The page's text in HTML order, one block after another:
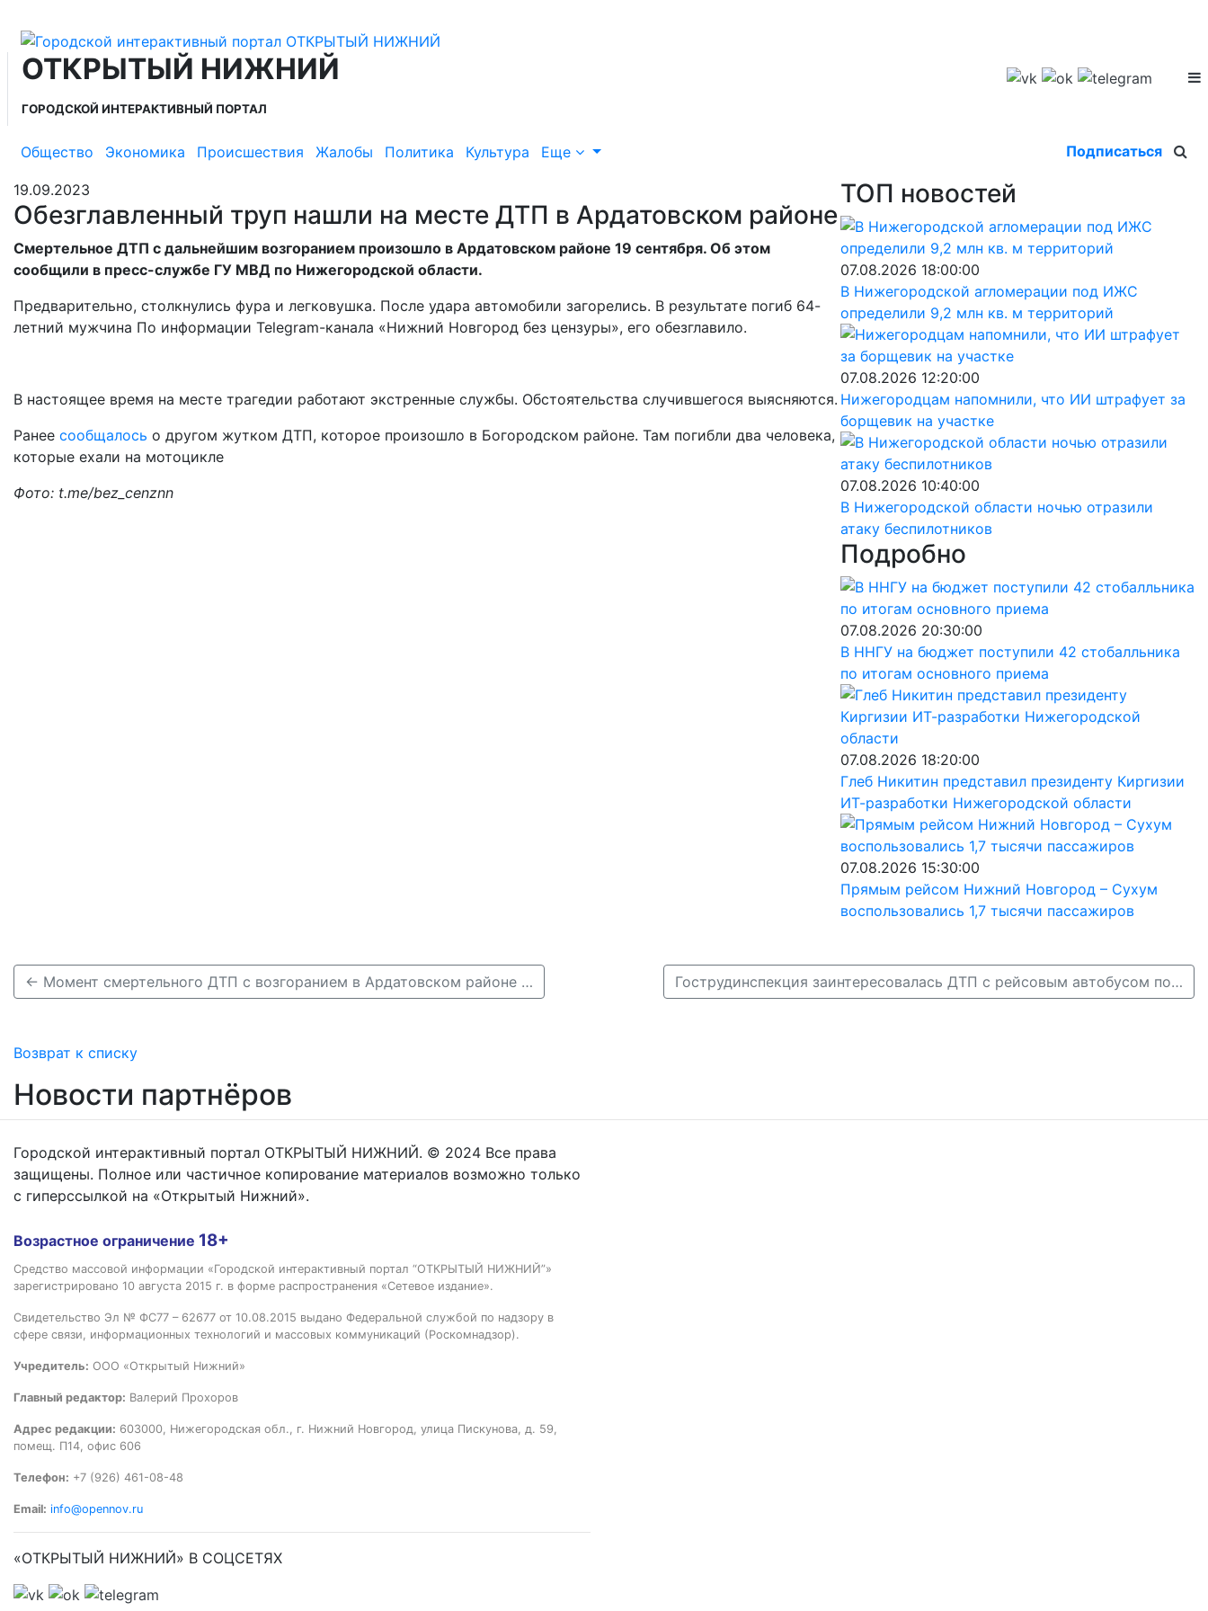
ОТКРЫТЫЙ НИЖНИЙ
ГОРОДСКОЙ ИНТЕРАКТИВНЫЙ ПОРТАЛ
Общество Экономика Происшествия Жалобы Политика Культура Еще Подписаться
19.09.2023
Обезглавленный труп нашли на месте ДТП в Ардатовском районе
Смертельное ДТП с дальнейшим возгоранием произошло в Ардатовском районе 19 сентября. Об этом
сообщили в пресс-службе ГУ МВД по Нижегородской области.
Предварительно, столкнулись фура и легковушка. После удара автомобили загорелись. В результате погиб 64-
летний мужчина По информации Telegram-канала «Нижний Новгород без цензуры», его обезглавило.
В настоящее время на месте трагедии работают экстренные службы. Обстоятельства случившегося выясняются.
Ранее сообщалось о другом жутком ДТП, которое произошло в Богородском районе. Там погибли два человека,
которые ехали на мотоцикле
Фото: t.me/bez_cenznn
ТОП новостей
07.08.2026 18:00:00
В Нижегородской агломерации под ИЖС
определили 9,2 млн кв. м территорий
07.08.2026 12:20:00
Нижегородцам напомнили, что ИИ штрафует за
борщевик на участке
07.08.2026 10:40:00
В Нижегородской области ночью отразили
атаку беспилотников
Подробно
07.08.2026 20:30:00
В ННГУ на бюджет поступили 42 стобалльника
по итогам основного приема
07.08.2026 18:20:00
Глеб Никитин представил президенту Киргизии
ИТ-разработки Нижегородской области
07.08.2026 15:30:00
Прямым рейсом Нижний Новгород – Сухум
воспользовались 1,7 тысячи пассажиров
← Момент смертельного ДТП с возгоранием в Ардатовском районе попал на видео Гострудинспекция заинтересовалась ДТП с рейсовым автобусом под Выксой →
Возврат к списку
Новости партнёров
Городской интерактивный портал ОТКРЫТЫЙ НИЖНИЙ. © 2024 Все права
защищены. Полное или частичное копирование материалов возможно только
с гиперссылкой на «Открытый Нижний».
Возрастное ограничение 18+
Средство массовой информации «Городской интерактивный портал “ОТКРЫТЫЙ НИЖНИЙ”»
зарегистрировано 10 августа 2015 г. в форме распространения «Сетевое издание».
Свидетельство Эл № ФС77 – 62677 от 10.08.2015 выдано Федеральной службой по надзору в
сфере связи, информационных технологий и массовых коммуникаций (Роскомнадзор).
Учредитель: ООО «Открытый Нижний»
Главный редактор: Валерий Прохоров
Адрес редакции: 603000, Нижегородская обл., г. Нижний Новгород, улица Пискунова, д. 59,
помещ. П14, офис 606
Телефон: +7 (926) 461-08-48
Email: info@opennov.ru
«ОТКРЫТЫЙ НИЖНИЙ» В СОЦСЕТЯХ